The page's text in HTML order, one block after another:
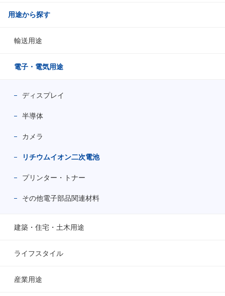
用途から探す
輸送用途
電子・電気用途
ディスプレイ
半導体
カメラ
リチウムイオン二次電池
プリンター・トナー
その他電子部品関連材料
建築・住宅・土木用途
ライフスタイル
産業用途